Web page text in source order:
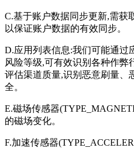
C.基于账户数据同步更新,需获
以保证账户数据的有效同步。
D.应用列表信息:我们可能通过
风险等级,可有效识别各种作弊
评估渠道质量,识别恶意刷量、
全。
E.磁场传感器
的磁场变化。
F.加速传感器